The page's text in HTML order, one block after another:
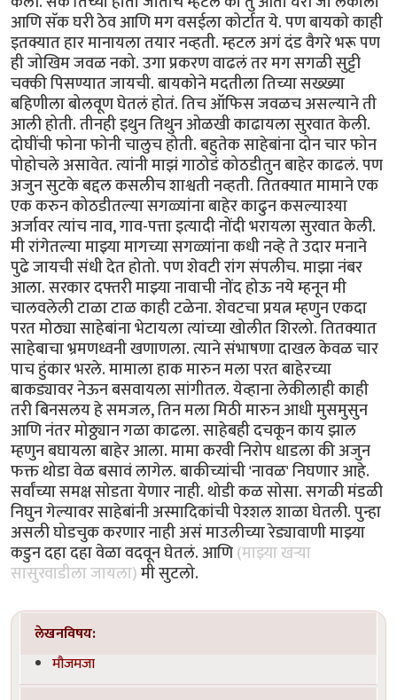
आणि सॅक घरी ठेव आणि मग वसईला कोर्टात ये. पण बायको काही
इतक्यात हार मानायला तयार नव्हती. म्हटल अगं दंड वैगरे भरू पण
ही जोखिम जवळ नको. उगा प्रकरण वाढलं तर मग सगळी सुट्टी
चक्की पिसण्यात जायची. बायकोने मदतीला तिच्या सख्ख्या
बहिणीला बोलवूण घेतलं होतं. तिच ऑफिस जवळच असल्याने ती
आली होती. तीनही इथुन तिथुन ओळखी काढायला सुरवात केली.
दोघींची फोना फोनी चालुच होती. बहुतेक साहेबांना दोन चार फोन
पोहोचले असावेत. त्यांनी माझं गाठोडं कोठडीतुन बाहेर काढलं. पण
अजुन सुटके बद्दल कसलीच शाश्वती नव्हती. तितक्यात मामाने एक
एक करुन कोठडीतल्या सगळ्यांना बाहेर काढुन कसल्याश्या
अर्जावर त्यांच नाव, गाव-पत्ता इत्यादी नोंदी भरायला सुरवात केली.
मी रांगेतल्या माझ्या मागच्या सगळ्यांना कधी नव्हे ते उदार मनाने
पुढे जायची संधी देत होतो. पण शेवटी रांग संपलीच. माझा नंबर
आला. सरकार दफ्तरी माझ्या नावाची नोंद होऊ नये म्हनून मी
चालवलेली टाळा टाळ काही टळेना. शेवटचा प्रयत्न म्हणुन एकदा
परत मोठ्या साहेबांना भेटायला त्यांच्या खोलीत शिरलो. तितक्यात
साहेबाचा भ्रमणध्वनी खणाणला. त्याने संभाषणा दाखल केवळ चार
पाच हुंकार भरले. मामाला हाक मारुन मला परत बाहेरच्या
बाकड्यावर नेऊन बसवायला सांगीतल. येव्हाना लेकीलाही काही
तरी बिनसलय हे समजल, तिन मला मिठी मारुन आधी मुसमुसुन
आणि नंतर मोठ्ठ्यान गळा काढला. साहेबही दचकून काय झाल
म्हणुन बघायला बाहेर आला. मामा करवी निरोप धाडला की अजुन
फक्त थोडा वेळ बसावं लागेल. बाकीच्यांची 'नावळ' निघणार आहे.
सर्वांच्या समक्ष सोडता येणार नाही. थोडी कळ सोसा. सगळी मंडळी
निघुन गेल्यावर साहेबांनी अस्मादिकांची पेश्शल शाळा घेतली. पुन्हा
असली घोडचुक करणार नाही असं माउलीच्या रेड्यावाणी माझ्या
कडुन दहा दहा वेळा वदवून घेतलं. आणि(माझ्या खर्‍या
सासुरवाडीला जायला)मी सुटलो.
लेखनविषय:
मौजमजा